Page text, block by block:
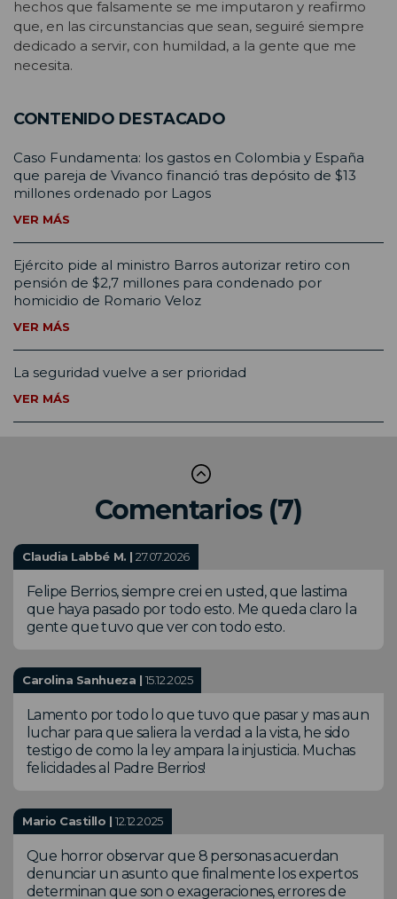
hechos que falsamente se me imputaron y reafirmo
que, en las circunstancias que sean, seguiré siempre
dedicado a servir, con humildad, a la gente que me
necesita.
CONTENIDO DESTACADO
Caso Fundamenta: los gastos en Colombia y España
que pareja de Vivanco financió tras depósito de $13
millones ordenado por Lagos
VER MÁS
Ejército pide al ministro Barros autorizar retiro con
pensión de $2,7 millones para condenado por
homicidio de Romario Veloz
VER MÁS
La seguridad vuelve a ser prioridad
VER MÁS
Comentarios (7)
Claudia Labbé M. |27.07.2026
Felipe Berrios, siempre crei en usted, que lastima
que haya pasado por todo esto. Me queda claro la
gente que tuvo que ver con todo esto.
Carolina Sanhueza | 15.12.2025
Lamento por todo lo que tuvo que pasar y mas aun
luchar para que saliera la verdad a la vista, he sido
testigo de como la ley ampara la injusticia. Muchas
felicidades al Padre Berrios!
Mario Castillo |12.12.2025
Que horror observar que 8 personas acuerdan
denunciar un asunto que finalmente los expertos
determinan que son o exageraciones, errores de